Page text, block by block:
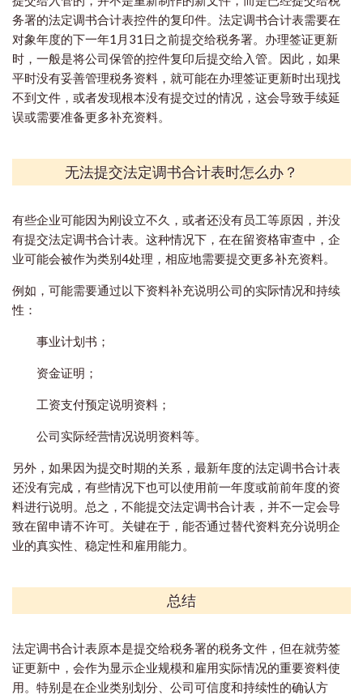
务署的法定调书合计表控件的复印件。法定调书合计表需要在
对象年度的下一年1月31日之前提交给税务署。办理签证更新
时，一般是将公司保管的控件复印后提交给入管。因此，如果
平时没有妥善管理税务资料，就可能在办理签证更新时出现找
不到文件，或者发现根本没有提交过的情况，这会导致手续延
误或需要准备更多补充资料。
无法提交法定调书合计表时怎么办？
有些企业可能因为刚设立不久，或者还没有员工等原因，并没
有提交法定调书合计表。这种情况下，在在留资格审查中，企
业可能会被作为类别4处理，相应地需要提交更多补充资料。
例如，可能需要通过以下资料补充说明公司的实际情况和持续
性：
事业计划书；
资金证明；
工资支付预定说明资料；
公司实际经营情况说明资料等。
另外，如果因为提交时期的关系，最新年度的法定调书合计表
还没有完成，有些情况下也可以使用前一年度或前前年度的资
料进行说明。总之，不能提交法定调书合计表，并不一定会导
致在留申请不许可。关键在于，能否通过替代资料充分说明企
业的真实性、稳定性和雇用能力。
总结
法定调书合计表原本是提交给税务署的税务文件，但在就劳签
证更新中，会作为显示企业规模和雇用实际情况的重要资料使
用。特别是在企业类别划分、公司可信度和持续性的确认方